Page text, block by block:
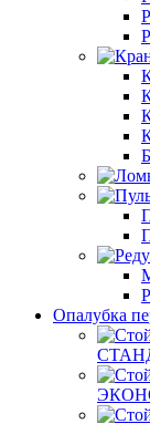
Опалубка